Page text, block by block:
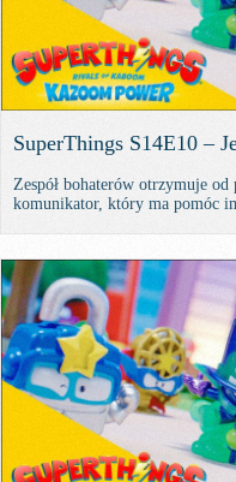
SuperThings S14E10 –
Zespół bohaterów otrzymuje
komunikator, który ma pomóc